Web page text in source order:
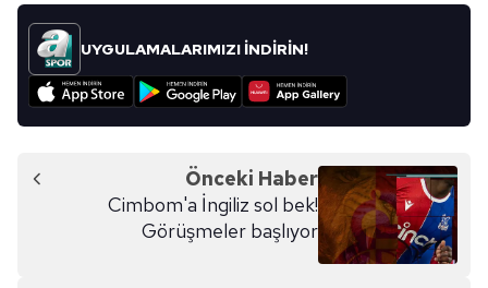
UYGULAMALARIMIZI İNDİRİN!
Önceki Haber
Cimbom'a İngiliz sol bek!
Görüşmeler başlıyor